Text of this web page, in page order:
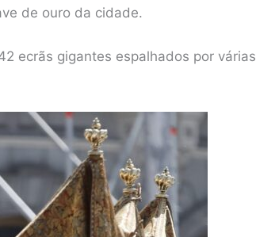
de ouro da cidade.
ecrãs gigantes espalhados por várias